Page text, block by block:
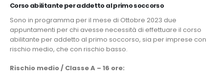
Corso abilitante per addetto al primo soccorso
Sono in programma per il mese di Ottobre 2023 due
appuntamenti per chi avesse necessità di effettuare il corso
abilitante per addetto al primo soccorso, sia per imprese con
rischio medio, che con rischio basso.
Rischio medio / Classe A – 16 ore: